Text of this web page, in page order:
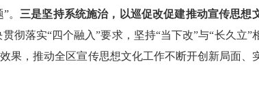
。 三是坚持系统施治，以巡促改促建推动宣传思想
落实“四个融入”要求，坚持“当下改”与“长久立”
果，推动全区宣传思想文化工作不断开创新局面、